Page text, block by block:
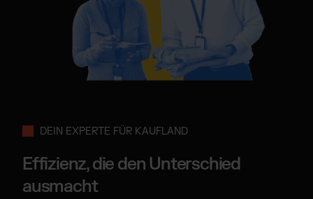
DEIN EXPERTE FÜR KAUFLAND
Effizienz, die den Unterschied
ausmacht